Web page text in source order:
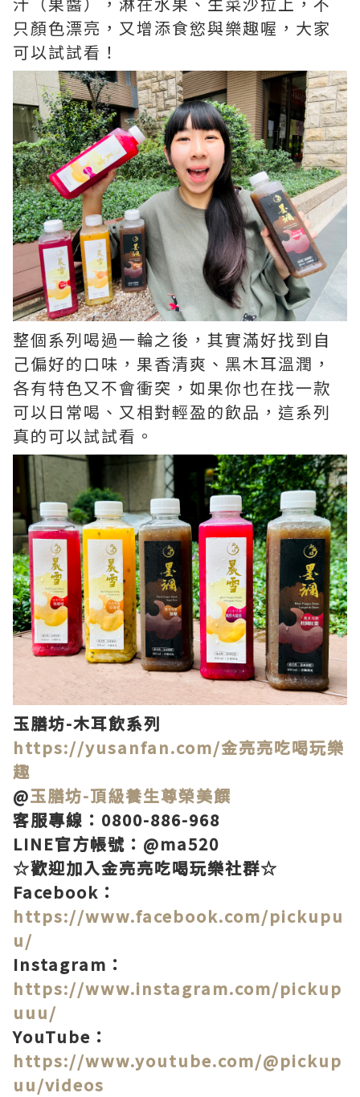
只顏色漂亮，又增添食慾與樂趣喔，大家
可以試試看！
整個系列喝過一輪之後，其實滿好找到自
己偏好的口味，果香清爽、黑木耳溫潤，
各有特色又不會衝突，如果你也在找一款
可以日常喝、又相對輕盈的飲品，這系列
真的可以試試看。
玉膳坊-木耳飲系列
https://yusanfan.com/金亮亮吃喝玩樂
趣
@玉膳坊-頂級養生尊榮美饌
客服專線：0800-886-968
LINE官方帳號：@ma520
☆歡迎加入金亮亮吃喝玩樂社群☆
Facebook：
https://www.facebook.com/pickupu
u/
Instagram：
https://www.instagram.com/pickup
uuu/
YouTube：
https://www.youtube.com/@pickup
uu/videos